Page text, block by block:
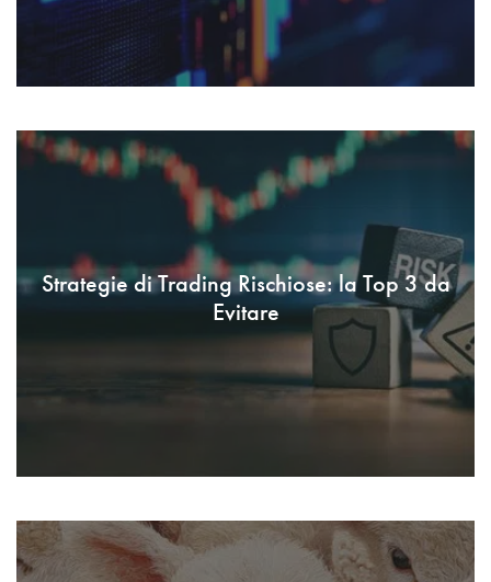
Strategie di Trading Rischiose: la Top 3 da
Evitare